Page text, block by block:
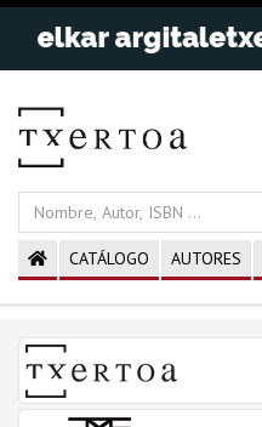
CATÁLOGO AUTORES